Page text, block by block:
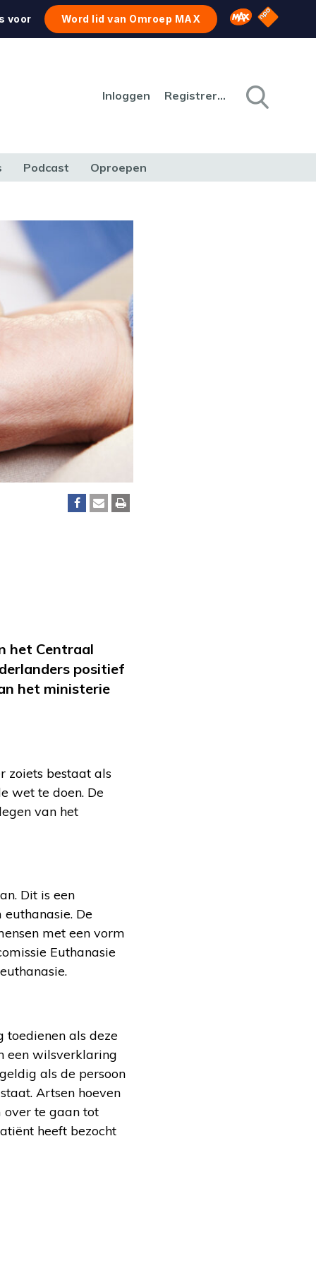
voor Word lid van Omroep MAX Omroep MAX
NPO
Inloggen Registreren
Podcast Oproepen
het Centraal
positief
het ministerie
zoiets bestaat als
wet te doen. De
van het
Dit is een
De
met een vorm
Euthanasie
toedienen als deze
een wilsverklaring
als de persoon
Artsen hoeven
over te gaan tot
heeft bezocht